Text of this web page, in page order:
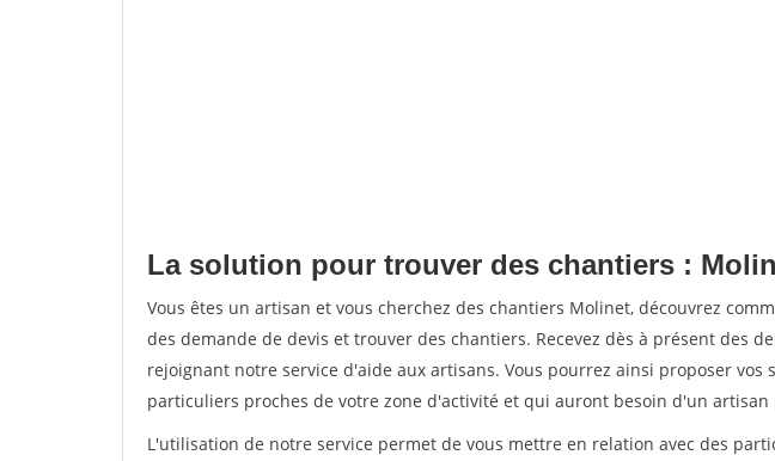
La solution pour trouver des chantiers :
Vous êtes un artisan et vous cherchez des chantiers Molinet, découvrez
des demande de devis et trouver des chantiers. Recevez dès à présent des
rejoignant notre service d'aide aux artisans. Vous pourrez ainsi proposer vos
particuliers proches de votre zone d'activité et qui auront besoin d'un
L'utilisation de notre service permet de vous mettre en relation avec des